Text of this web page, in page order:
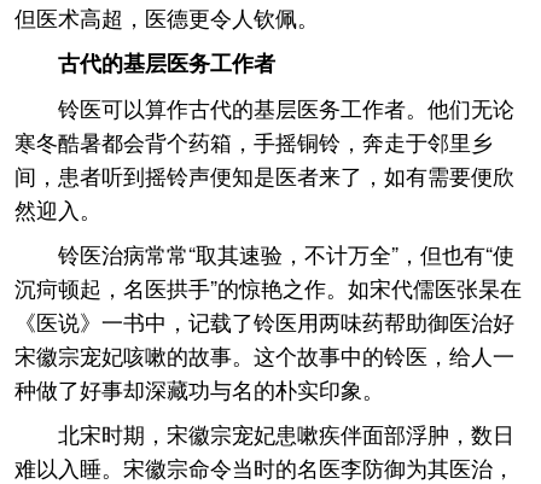
但医术高超，医德更令人钦佩。
古代的基层医务工作者
铃医可以算作古代的基层医务工作者。他们无论
寒冬酷暑都会背个药箱，手摇铜铃，奔走于邻里乡
间，患者听到摇铃声便知是医者来了，如有需要便欣
然迎入。
铃医治病常常“取其速验，不计万全”，但也有“使
沉疴顿起，名医拱手”的惊艳之作。如宋代儒医张杲在
《医说》一书中，记载了铃医用两味药帮助御医治好
宋徽宗宠妃咳嗽的故事。这个故事中的铃医，给人一
种做了好事却深藏功与名的朴实印象。
北宋时期，宋徽宗宠妃患嗽疾伴面部浮肿，数日
难以入睡。宋徽宗命令当时的名医李防御为其医治，